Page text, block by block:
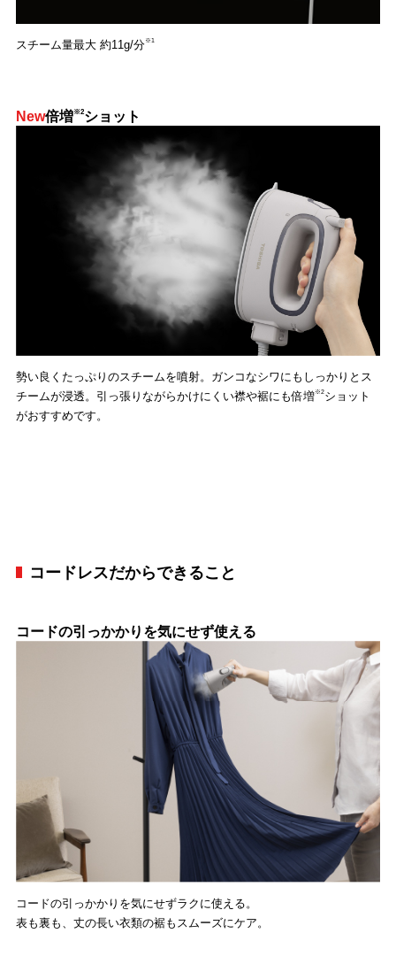
スチーム量最大 約11g/分※1
New倍増※2ショット
勢い良くたっぷりのスチームを噴射。ガンコなシワにもしっかりとス
チームが浸透。引っ張りながらかけにくい襟や裾にも倍増※2ショット
がおすすめです。
コードレスだからできること
コードの引っかかりを気にせず使える
コードの引っかかりを気にせずラクに使える。
表も裏も、丈の長い衣類の裾もスムーズにケア。